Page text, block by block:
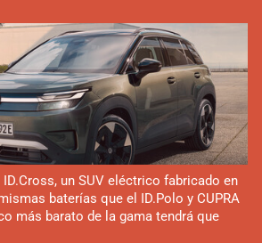
un SUV eléctrico fabricado en
baterías que el ID.Polo y CUPRA
más barato de la gama tendrá que